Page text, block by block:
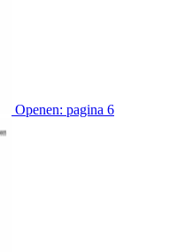
Openen: pagina 6